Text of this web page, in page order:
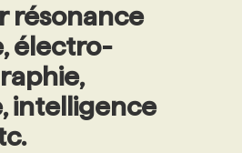
résonance
électro-
intelligence